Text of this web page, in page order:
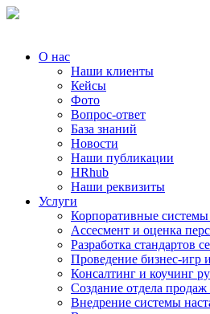
О нас
Наши клиенты
Кейсы
Фото
Вопрос-ответ
База знаний
Новости
Наши публикации
HRhub
Наши реквизиты
Услуги
Корпоративные системы
Ассесмент и оценка
Разработка стандартов
Проведение бизнес-игр
Консалтинг и коучинг
Создание отдела
Внедрение системы